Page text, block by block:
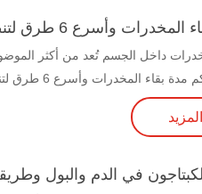
وأسرع 6 طرق لتنظيف الجسم من المخدرات
داخل الجسم تُعد من أكثر
المخدرات وأسرع 6 طرق لتنظيف الجسم من المخدرات
في الدم والبول